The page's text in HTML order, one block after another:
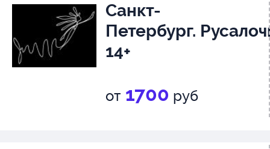
Санкт-
Петербург.
14+
от 1700 руб